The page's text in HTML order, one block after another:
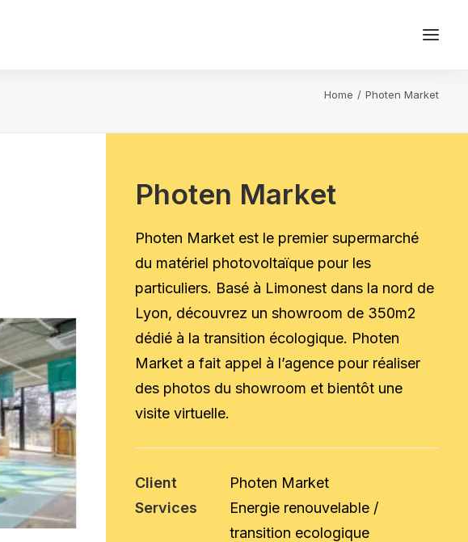
Home Photen Market
Photen Market
Photen Market est le premier supermarché
du matériel photovoltaïque pour les
particuliers. Basé à Limonest dans la nord de
Lyon, découvrez un showroom de 350m2
dédié à la transition écologique. Photen
Market a fait appel à l’agence pour réaliser
des photos du showroom et bientôt une
visite virtuelle.
Client
Photen Market
Services
Energie renouvelable /
transition ecologique